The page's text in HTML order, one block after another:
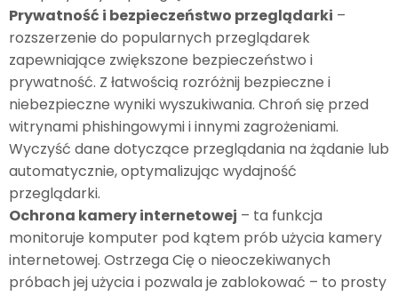
Prywatność i bezpieczeństwo przeglądarki –
rozszerzenie do popularnych przeglądarek
zapewniające zwiększone bezpieczeństwo i
prywatność. Z łatwością rozróżnij bezpieczne i
niebezpieczne wyniki wyszukiwania. Chroń się przed
witrynami phishingowymi i innymi zagrożeniami.
Wyczyść dane dotyczące przeglądania na żądanie lub
automatycznie, optymalizując wydajność
przeglądarki.
Ochrona kamery internetowej – ta funkcja
monitoruje komputer pod kątem prób użycia kamery
internetowej. Ostrzega Cię o nieoczekiwanych
próbach jej użycia i pozwala je zablokować – to prosty